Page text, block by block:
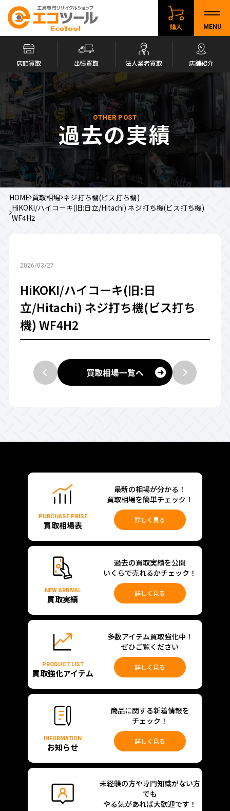
購入 MENU
店頭買取 出張買取 法人業者買取 店舗紹介
OTHER POST
過去の実績
HOME 買取相場 ネジ打ち機(ビス打ち機)
HiKOKI/ハイコーキ(旧:日立/Hitachi) ネジ打ち機(ビス打ち機)
WF4H2
2026/03/27
HiKOKI/ハイコーキ(旧:日
立/Hitachi) ネジ打ち機(ビス打ち
機) WF4H2
買取相場一覧へ
PURCHASE PRISE
買取相場表
最新の相場が分かる！
買取相場を簡単チェック！
詳しく見る
NEW ARRIVAL
買取実績
過去の買取実績を公開
いくらで売れるかチェック！
詳しく見る
PRODUCT LIST
買取強化アイテム
多数アイテム買取強化中！
ぜひご覧ください
詳しく見る
INFORMATION
お知らせ
商品に関する新着情報を
チェック！
詳しく見る
未経験の方や専門知識がない方
でも
やる気があれば大歓迎です！